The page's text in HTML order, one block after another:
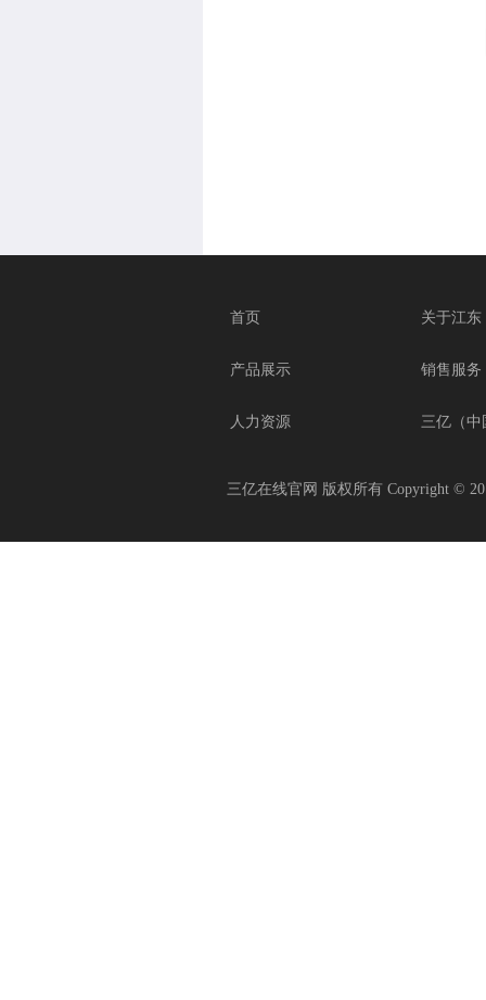
首页 关于江东
产品展示 销售服务
人力资源 三亿（中
三亿在线官网 版权所有 Copyright ©